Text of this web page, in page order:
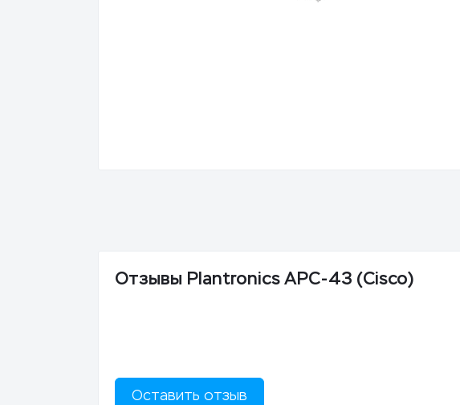
Отзывы Plantronics APC-43 (Cisco)
Оставить отзыв